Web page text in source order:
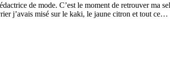
de mode. C’est le moment de retrouver ma
j’avais misé sur le kaki, le jaune citron et tout ce…